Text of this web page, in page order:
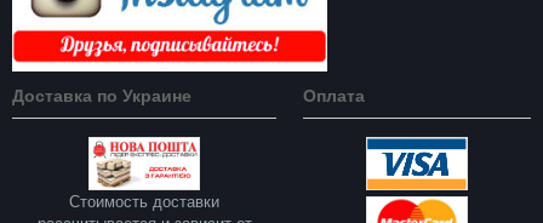
Доставка по Украине
Стоимость доставки
Оплата